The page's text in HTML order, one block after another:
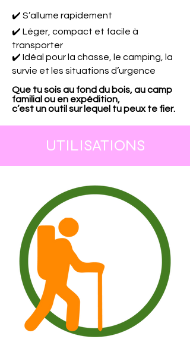
✔️ S’allume rapidement
✔️ Léger, compact et facile à
transporter
✔️ Idéal pour la chasse, le camping, la
survie et les situations d’urgence
Que tu sois au fond du bois, au camp
familial ou en expédition,
c’est un outil sur lequel tu peux te fier.
UTILISATIONS